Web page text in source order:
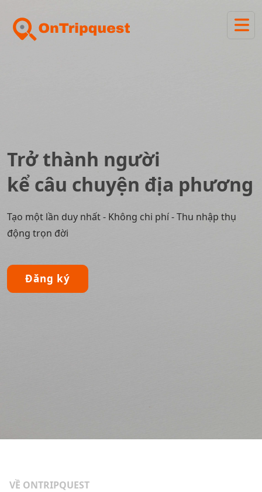
Trở thành người
kể câu chuyện địa phương
Tạo một lần duy nhất - Không chi phí - Thu nhập thụ
động trọn đời
Đăng ký
VỀ ONTRIPQUEST